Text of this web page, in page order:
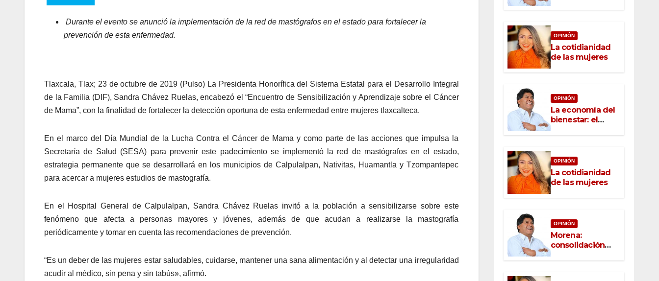
Durante el evento se anunció la implementación de la red de mastógrafos en el estado para fortalecer la
prevención de esta enfermedad.
Tlaxcala, Tlax; 23 de octubre de 2019 (Pulso) La Presidenta Honorífica del Sistema Estatal para el Desarrollo Integral
de la Familia (DIF), Sandra Chávez Ruelas, encabezó el “Encuentro de Sensibilización y Aprendizaje sobre el Cáncer
de Mama”, con la finalidad de fortalecer la detección oportuna de esta enfermedad entre mujeres tlaxcalteca.
En el marco del Día Mundial de la Lucha Contra el Cáncer de Mama y como parte de las acciones que impulsa la
Secretaría de Salud (SESA) para prevenir este padecimiento se implementó la red de mastógrafos en el estado,
estrategia permanente que se desarrollará en los municipios de Calpulalpan, Nativitas, Huamantla y Tzompantepec
para acercar a mujeres estudios de mastografía.
En el Hospital General de Calpulalpan, Sandra Chávez Ruelas invitó a la población a sensibilizarse sobre este
fenómeno que afecta a personas mayores y jóvenes, además de que acudan a realizarse la mastografía
periódicamente y tomar en cuenta las recomendaciones de prevención.
“Es un deber de las mujeres estar saludables, cuidarse, mantener una sana alimentación y al detectar una irregularidad
acudir al médico, sin pena y sin tabús», afirmó.
OPINIÓN
La cotidianidad
de las mujeres
OPINIÓN
La economía del
bienestar: el
nuevo rostro del
OPINIÓN
La cotidianidad
de las mujeres
OPINIÓN
Morena:
consolidación
con raíz, rumbo